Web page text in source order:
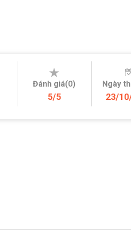
Đánh giá(0)
5/5
Ngày
23/